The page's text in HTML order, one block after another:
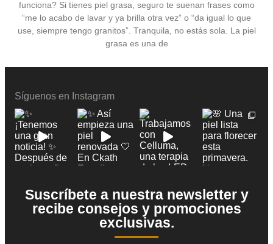
funciona? Si tienes piel grasa, seguro te suenan frases como
“me lo acabo de lavar y ya brilla otra vez” o “da igual lo que
use, siempre tengo granitos”. Tranquila, no estás sola. La piel
grasa es una de
Síguenos en Instagram
Suscríbete a nuestra newsletter y
recibe consejos y promociones
exclusivas.